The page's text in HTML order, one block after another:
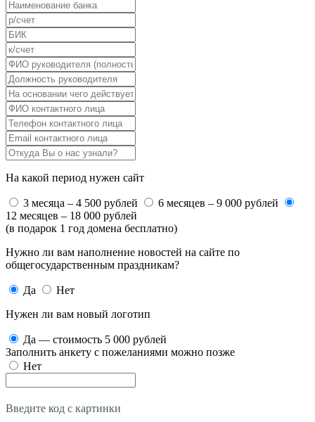
На какой период нужен сайт
3 месяца – 4 500 рублей
6 месяцев – 9 000 рублей
12 месяцев – 18 000 рублей
(в подарок 1 год домена бесплатно)
Нужно ли вам наполнение новостей на сайте по
общегосударственным праздникам?
Да
Нет
Нужен ли вам новый логотип
Да — стоимость 5 000 рублей
Заполнить анкету с пожеланиями можно позже
Нет
Введите код с картинки